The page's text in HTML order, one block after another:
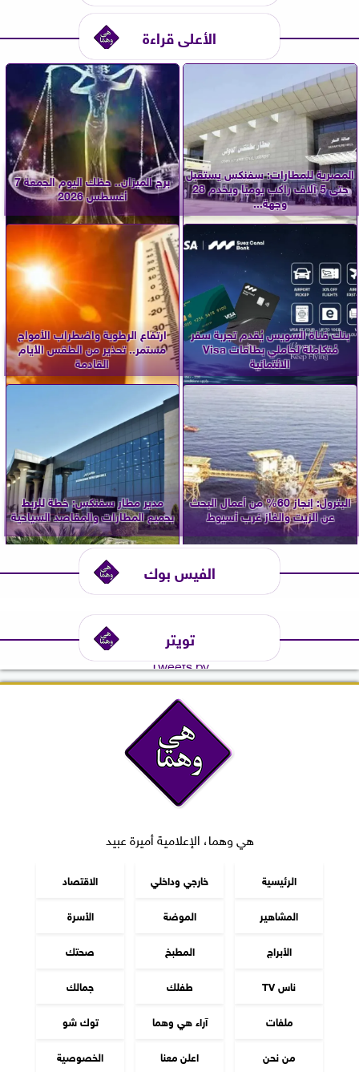
الأعلى قراءة
المصرية للمطارات: سفنكس يستقبل
حتى 5 آلاف راكب يوميًا ويخدم 28
وجهة...
برج الميزان.. حظك اليوم الجمعة 7
أغسطس 2026
بنك قناة السويس يُقدم تجربة سفر
مُتكاملة لحاملي بطاقات Visa
الائتمانية
ارتفاع الرطوبة واضطراب الأمواج
مستمر.. تحذير من الطقس الأيام
القادمة
البترول: إنجاز 60% من أعمال البحث
عن الزيت والغاز غرب أسيوط
مدير مطار سفنكس: خطة للربط
بجميع المطارات والمقاصد السياحية
الفيس بوك
تويتر
Tweets by
هي وهما، الإعلامية أميرة عبيد
الرئيسية خارجي وداخلي
الاقتصاد
المشاهير
الموضة
الأسرة
الأبراج
المطبخ
صحتك
ناس TV
طفلك
جمالك
ملفات
آراء هي وهما
توك شو
من نحن
اعلن معنا الخصوصية